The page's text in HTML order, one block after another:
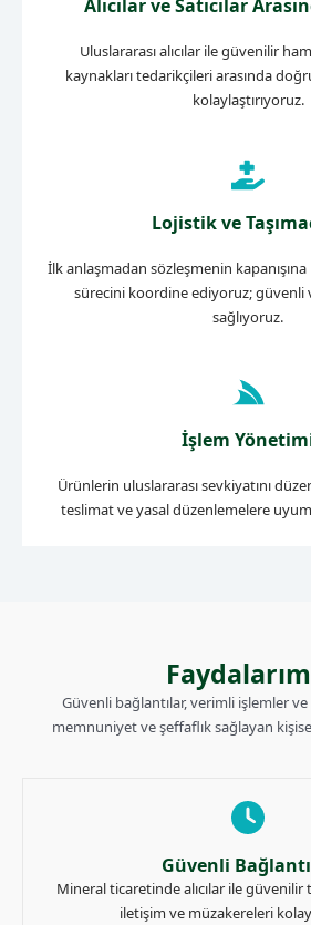
Alıcılar ve Satıcılar
Uluslararası alıcılar ile güvenilir
kaynakları tedarikçileri arasında
kolaylaştırıyoruz.
Lojistik ve
İlk anlaşmadan sözleşmenin
sürecini koordine ediyoruz; güvenli
sağlıyoruz.
İşlem
Ürünlerin uluslararası sevkiyatını
teslimat ve yasal düzenlemelere
Güvenli bağlantılar, verimli işlemler
memnuniyet ve şeffaflık sağlayan
Güvenli
Mineral ticaretinde alıcılar ile güvenilir
iletişim ve müzakereleri